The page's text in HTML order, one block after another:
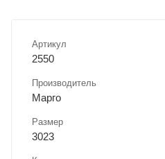
Артикул
2550
Производитель
Марго
Размер
3023